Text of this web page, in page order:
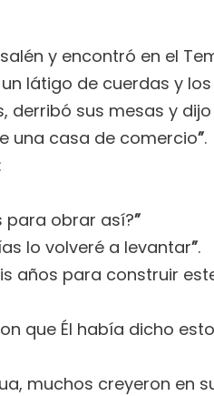
y encontró en el
látigo de cuerdas y
sus mesas y
una casa de comercio”.
para obrar así?”
lo volveré a levantar”.
años para construir
que Él había dicho
muchos creyeron en